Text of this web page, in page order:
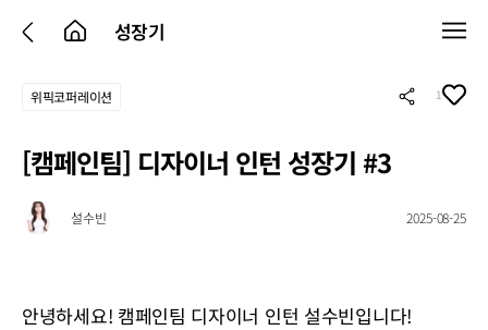
성장기
위픽코퍼레이션 1
[캠페인팀] 디자이너 인턴 성장기 #3
설수빈 2025-08-25
안녕하세요! 캠페인팀 디자이너 인턴 설수빈입니다!